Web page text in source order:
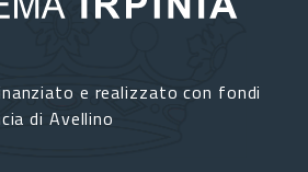
e realizzato con fondi
di Avellino